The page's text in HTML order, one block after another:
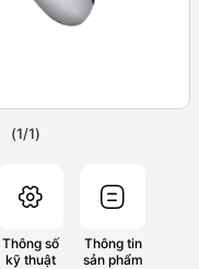
(1/1)
Thông số
kỹ thuật
Thông tin
sản phẩm